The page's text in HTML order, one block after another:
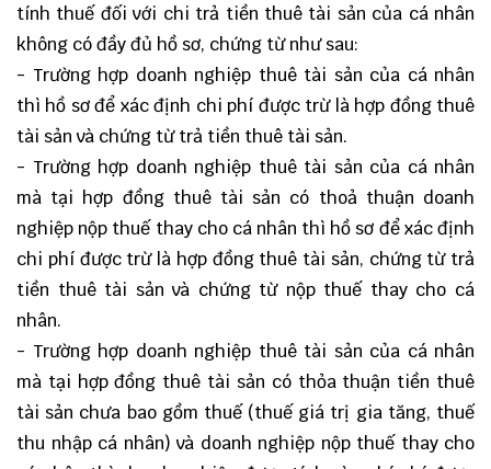
tính thuế đối với chi trả tiền thuê tài sản của cá nhân
không có đầy đủ hồ sơ, chứng từ như sau:
- Trường hợp doanh nghiệp thuê tài sản của cá nhân
thì hồ sơ để xác định chi phí được trừ là hợp đồng thuê
tài sản và chứng từ trả tiền thuê tài sản.
- Trường hợp doanh nghiệp thuê tài sản của cá nhân
mà tại hợp đồng thuê tài sản có thoả thuận doanh
nghiệp nộp thuế thay cho cá nhân thì hồ sơ để xác định
chi phí được trừ là hợp đồng thuê tài sản, chứng từ trả
tiền thuê tài sản và chứng từ nộp thuế thay cho cá
nhân.
- Trường hợp doanh nghiệp thuê tài sản của cá nhân
mà tại hợp đồng thuê tài sản có thỏa thuận tiền thuê
tài sản chưa bao gồm thuế (thuế giá trị gia tăng, thuế
thu nhập cá nhân) và doanh nghiệp nộp thuế thay cho